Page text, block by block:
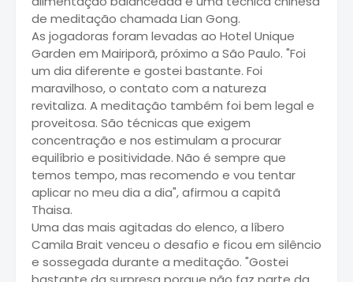
de meditação chamada Lian Gong.
As jogadoras foram levadas ao Hotel Unique
Garden em Mairiporã, próximo a São Paulo. "Foi
um dia diferente e gostei bastante. Foi
maravilhoso, o contato com a natureza
revitaliza. A meditação também foi bem legal e
proveitosa. São técnicas que exigem
concentração e nos estimulam a procurar
equilíbrio e positividade. Não é sempre que
temos tempo, mas recomendo e vou tentar
aplicar no meu dia a dia", afirmou a capitã
Thaisa.
Uma das mais agitadas do elenco, a líbero
Camila Brait venceu o desafio e ficou em silêncio
e sossegada durante a meditação. "Gostei